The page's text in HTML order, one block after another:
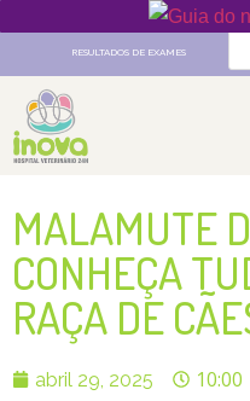
HOSPITAL
RESULTADOS DE EXAMES
MALAMUTE
CONHEÇA
RAÇA DE
abril 29, 2025 10:00